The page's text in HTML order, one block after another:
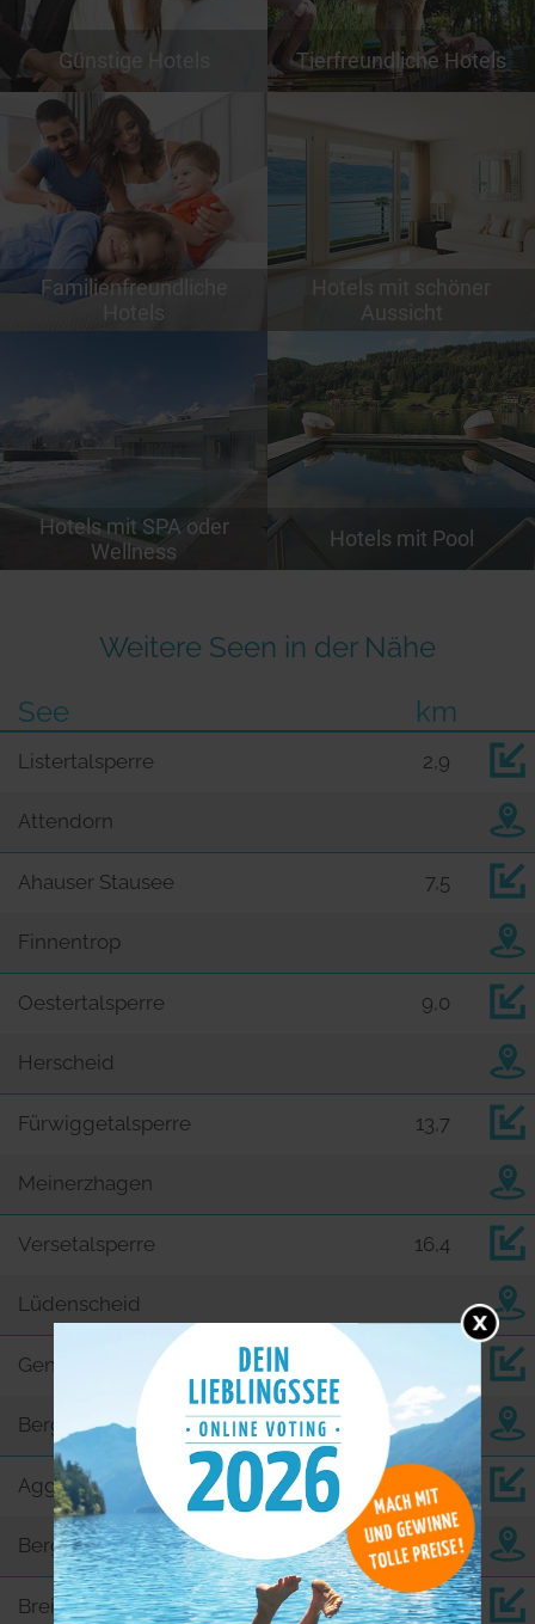
Günstige Hotels Tierfreundliche Hotels
Familienfreundliche
Hotels
Hotels mit schöner
Aussicht
Hotels mit SPA oder
Wellness
Hotels mit Pool
Weitere Seen in der Nähe
See
km
Listertalsperre 2,9
Attendorn
Ahauser Stausee 7,5
Finnentrop
Oestertalsperre 9,0
Herscheid
Fürwiggetalsperre 13,7
Meinerzhagen
Versetalsperre 16,4
Lüdenscheid
Genkeltalsperre
Bergneustadt
Aggertalsperre 16,9
Bergneustadt
Breitenbachtalsperre 18,9